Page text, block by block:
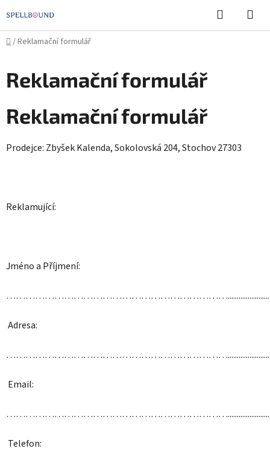
na
obsah
Hledat
Domů
/Reklamační formulář
Reklamační formulář
Reklamační formulář
Prodejce: Zbyšek Kalenda, Sokolovská 204, Stochov 27303
Reklamující:
Jméno a Příjmení:
Adresa:
Email:
Telefon: